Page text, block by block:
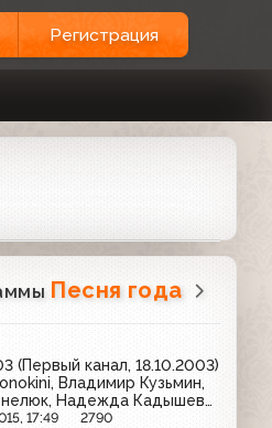
Регистрация
Песня года
(Первый канал, 18.10.2003)
Владимир Кузьмин,
Надежда Кадышева,
Гра, Валерий Меладзе,
17:49 2790